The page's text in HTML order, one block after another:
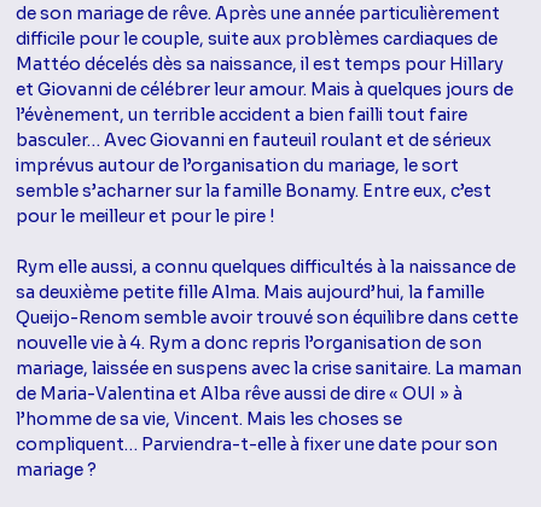
de son mariage de rêve. Après une année particulièrement
difficile pour le couple, suite aux problèmes cardiaques de
Mattéo décelés dès sa naissance, il est temps pour Hillary
et Giovanni de célébrer leur amour. Mais à quelques jours de
l’évènement, un terrible accident a bien failli tout faire
basculer… Avec Giovanni en fauteuil roulant et de sérieux
imprévus autour de l’organisation du mariage, le sort
semble s’acharner sur la famille Bonamy. Entre eux, c’est
pour le meilleur et pour le pire !
Rym elle aussi, a connu quelques difficultés à la naissance de
sa deuxième petite fille Alma. Mais aujourd’hui, la famille
Queijo-Renom semble avoir trouvé son équilibre dans cette
nouvelle vie à 4. Rym a donc repris l’organisation de son
mariage, laissée en suspens avec la crise sanitaire. La maman
de Maria-Valentina et Alba rêve aussi de dire « OUI » à
l’homme de sa vie, Vincent. Mais les choses se
compliquent… Parviendra-t-elle à fixer une date pour son
mariage ?